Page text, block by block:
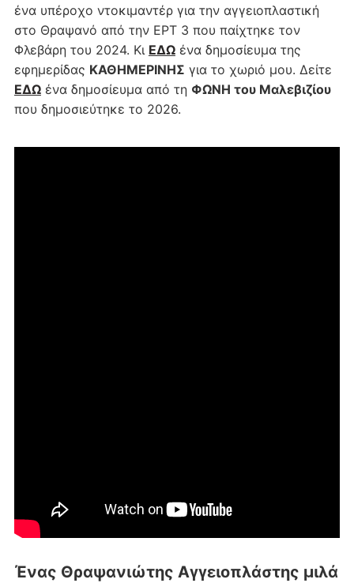
ένα υπέροχο ντοκιμαντέρ για την αγγειοπλαστική
στο Θραψανό από την ΕΡΤ 3 που παίχτηκε τον
Φλεβάρη του 2024. Κι ΕΔΩένα δημοσίευμα της
εφημερίδας ΚΑΘΗΜΕΡΙΝΗΣ για το χωριό μου. Δείτε
ΕΔΩένα δημοσίευμα από τη ΦΩΝΗ του Μαλεβιζίου
που δημοσιεύτηκε το 2026.
Ένας Θραψανιώτης Αγγειοπλάστης μιλά